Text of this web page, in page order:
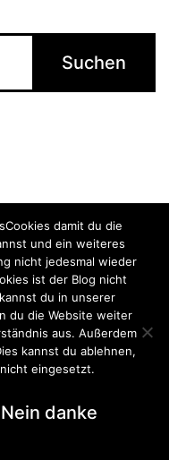
damit du die
und ein weiteres
nicht jedesmal wieder
ist der Blog nicht
du in unserer
du die Website weiter
aus. Außerdem
kannst du ablehnen,
eingesetzt.
Nein danke